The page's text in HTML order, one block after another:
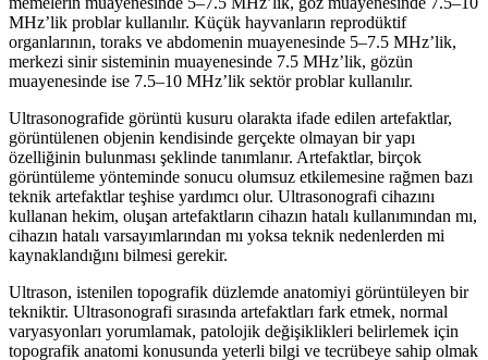
MHz’lik problar kullanılır. Küçük hayvanların reprodüktif
organlarının, toraks ve abdomenin muayenesinde 5–7.5 MHz’lik,
merkezi sinir sisteminin muayenesinde 7.5 MHz’lik, gözün
muayenesinde ise 7.5–10 MHz’lik sektör problar kullanılır.
Ultrasonografide görüntü kusuru olarakta ifade edilen artefaktlar,
görüntülenen objenin kendisinde gerçekte olmayan bir yapı
özelliğinin bulunması şeklinde tanımlanır. Artefaktlar, birçok
görüntüleme yönteminde sonucu olumsuz etkilemesine rağmen bazı
teknik artefaktlar teşhise yardımcı olur. Ultrasonografi cihazını
kullanan hekim, oluşan artefaktların cihazın hatalı kullanımından mı,
cihazın hatalı varsayımlarından mı yoksa teknik nedenlerden mi
kaynaklandığını bilmesi gerekir.
Ultrason, istenilen topografik düzlemde anatomiyi görüntüleyen bir
tekniktir. Ultrasonografi sırasında artefaktları fark etmek, normal
varyasyonları yorumlamak, patolojik değişiklikleri belirlemek için
topografik anatomi konusunda yeterli bilgi ve tecrübeye sahip olmak